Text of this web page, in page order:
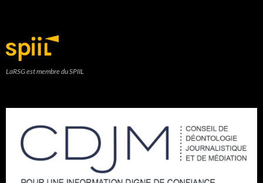
LaRSG est membre du SPIIL